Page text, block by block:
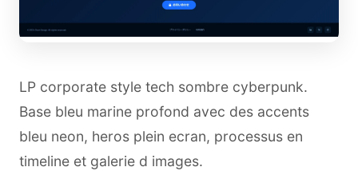
LP corporate style tech sombre cyberpunk.
Base bleu marine profond avec des accents
bleu neon, heros plein ecran, processus en
timeline et galerie d images.